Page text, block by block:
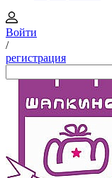
Войти
/
регистрация